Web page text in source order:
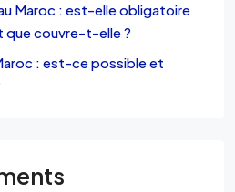
Maroc : est-elle obligatoire
que couvre-t-elle ?
: est-ce possible et